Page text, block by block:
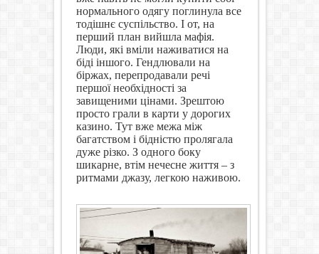
нормального одягу поглинула все
тодішнє суспільство. І от, на
перший план вийшла мафія.
Люди, які вміли наживатися на
біді іншого. Гендлювали на
біржах, перепродавали речі
першої необхідності за
завищеними цінами. Зрештою
просто грали в карти у дорогих
казино. Тут вже межа між
багатством і бідністю пролягала
дуже різко. З одного боку
шикарне, втім нечесне життя – з
ритмами джазу, легкою наживою.